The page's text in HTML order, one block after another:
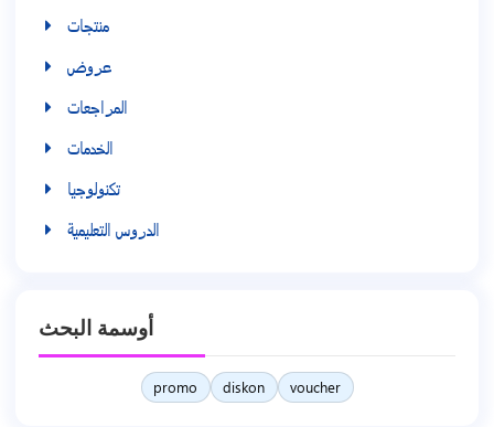
منتجات
عروض
المراجعات
الخدمات
تكنولوجيا
الدروس التعليمية
أوسمة البحث
promo diskon voucher